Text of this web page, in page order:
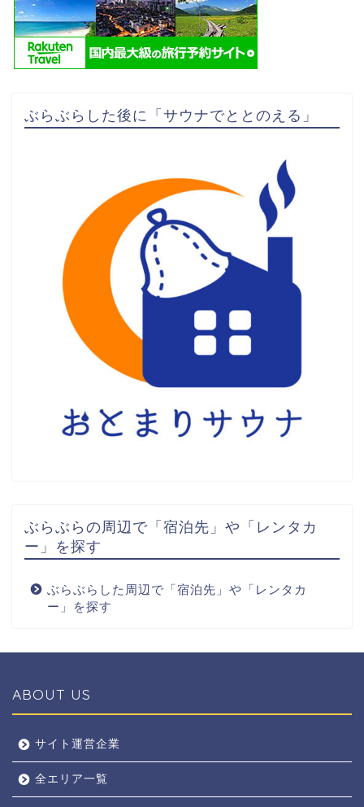
ぶらぶらした後に「サウナでととのえる」
ぶらぶらの周辺で「宿泊先」や「レンタカ
ー」を探す
ぶらぶらした周辺で「宿泊先」や「レンタカ
ー」を探す
ABOUT US
サイト運営企業
全エリア一覧